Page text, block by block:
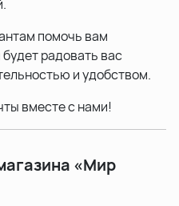
помочь вам
радовать вас
и удобством.
вместе с нами!
«Мир